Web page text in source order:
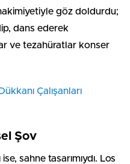
göz doldurdu;
dans ederek
ve tezahüratlar konser
Çalışanları
Şov
sahne tasarımıydı. Los